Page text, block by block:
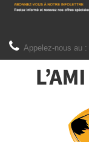
Appelez-nous au :